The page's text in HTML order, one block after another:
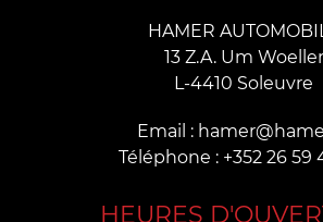
HAMER
13 Z.A. Um Woeller
L-4410 Soleuvre
Email :
Téléphone : +352 26 59
HEURES